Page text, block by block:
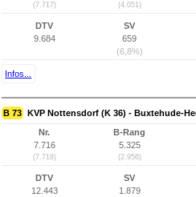
(7.717) (4.051)
DTV
9.684
SV
659
(6,8%)
Infos...
B 73 KVP Nottensdorf (K 36) - Buxtehude-
Nr.
7.716
(7.718)
B-Rang
5.325
(2.956)
DTV
12.443
SV
1.879